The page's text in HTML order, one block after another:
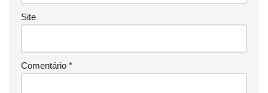
Site
Comentário *